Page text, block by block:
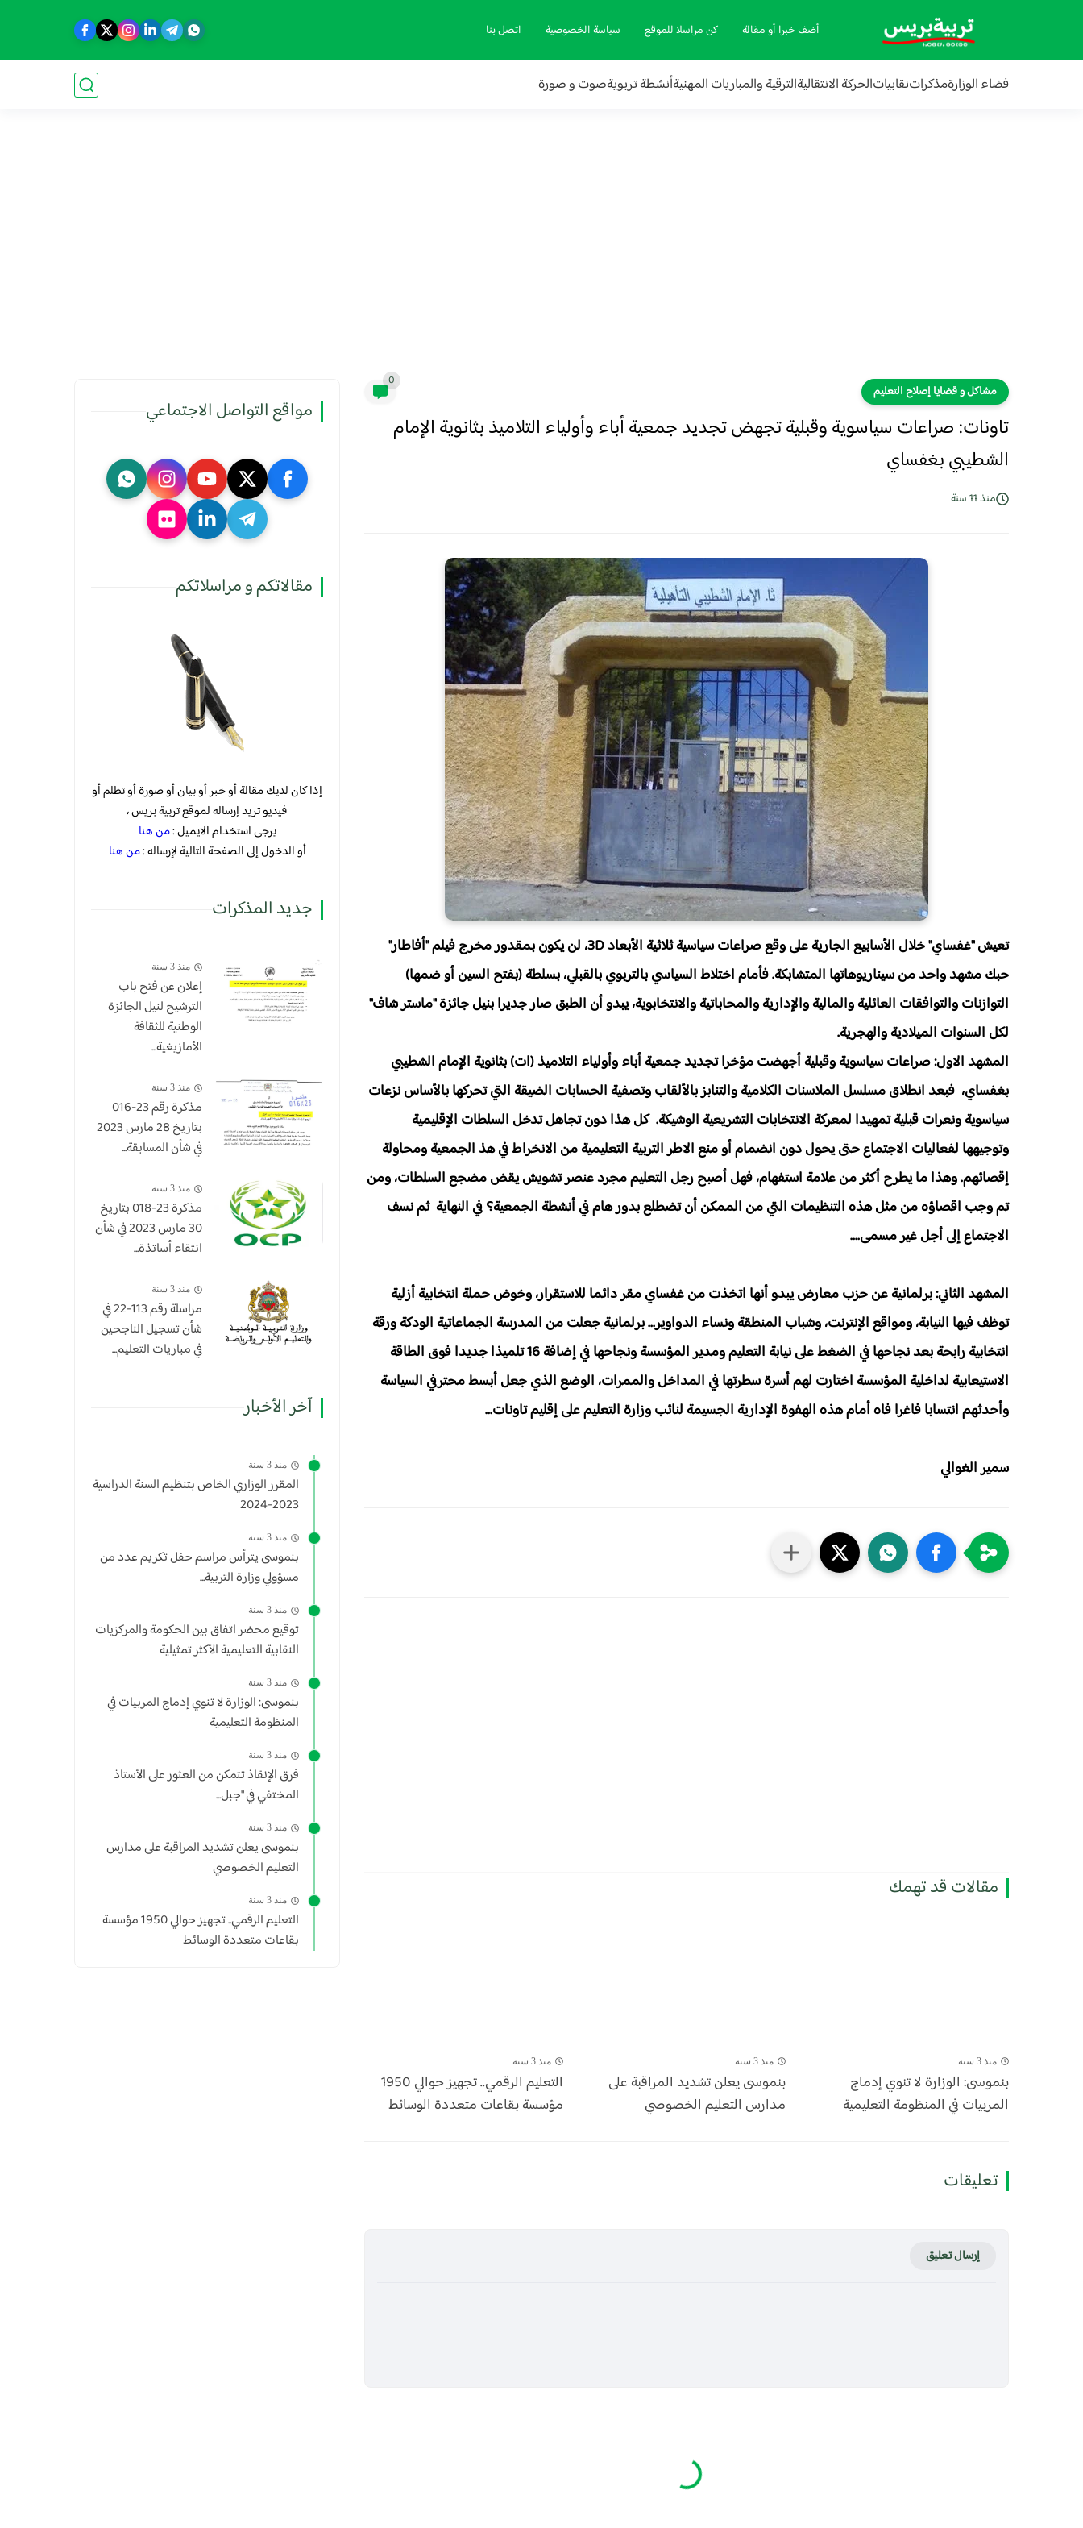
أضف خبرا أو مقالة كن مراسلا للموقع سياسة الخصوصية اتصل بنا
فضاء الوزارةمذكراتنقابياتالحركة الانتقاليةالترقية والمباريات المهنيةأنشطة تربويةصوت و صورة
مشاكل و قضايا إصلاح التعليم
0
تاونات: صراعات سياسوية وقبلية تجهض تجديد جمعية أباء وأولياء التلاميذ بثانوية الإمام
الشطيبي بغفساي
منذ 11 سنة
تعيش "غفساي" خلال الأسابيع الجارية على وقع صراعات سياسية ثلاثية الأبعاد 3D، لن يكون بمقدور مخرج فيلم "أفاطار"
حبك مشهد واحد من سيناريوهاتها المتشابكة. فأمام اختلاط السياسي بالتربوي بالقبلي، بسلطة (بفتح السين أو ضمها)
التوازنات والتوافقات العائلية والمالية والإدارية والمحاباتية والانتخابوية، يبدو أن الطبق صار جديرا بنيل جائزة "ماستر شاف"
لكل السنوات الميلادية والهجرية.
المشهد الاول: صراعات سياسوية وقبلية أجهضت مؤخرا تجديد جمعية أباء وأولياء التلاميذ (ات) بثانوية الإمام الشطيبي
بغفساي، فبعد انطلاق مسلسل الملاسنات الكلامية والتنابز بالألقاب وتصفية الحسابات الضيقة التي تحركها بالأساس نزعات
سياسوية ونعرات قبلية تمهيدا لمعركة الانتخابات التشريعية الوشيكة. كل هذا دون تجاهل تدخل السلطات الإقليمية
وتوجيهها لفعاليات الاجتماع حتى يحول دون انضمام أو منع الاطر التربية التعليمية من الانخراط في هذ الجمعية ومحاولة
إقصائهم. وهذا ما يطرح أكثر من علامة استفهام، فهل أصبح رجل التعليم مجرد عنصر تشويش يقض مضجع السلطات، ومن
تم وجب اقصاؤه من مثل هذه التنظيمات التي من الممكن أن تضطلع بدور هام في أنشطة الجمعية؟ في النهاية ثم نسف
الاجتماع إلى أجل غير مسمى....
المشهد الثاني: برلمانية عن حزب معارض يبدو أنها اتخذت من غفساي مقر دائما للاستقرار، وخوض حملة انتخابية أزلية
توظف فيها النيابة، ومواقع الإنترنت، وشباب المنطقة ونساء الدواوير... برلمانية جعلت من المدرسة الجماعاتية الودكة ورقة
انتخابية رابحة بعد نجاحها في الضغط على نيابة التعليم ومدير المؤسسة ونجاحها في إضافة 16 تلميذا جديدا فوق الطاقة
الاستيعابية لداخلية المؤسسة اختارت لهم أسرة سطرتها في المداخل والممرات، الوضع الذي جعل أبسط محترفي السياسة
وأحدثهم انتسابا فاغرا فاه أمام هذه الهفوة الإدارية الجسيمة لنائب وزارة التعليم على إقليم تاونات...
سمير الغوالي
مقالات قد تهمك
منذ 3 سنة
بنموسى: الوزارة لا تنوي إدماج
المربيات في المنظومة التعليمية
منذ 3 سنة
بنموسى يعلن تشديد المراقبة على
مدارس التعليم الخصوصي
منذ 3 سنة
التعليم الرقمي.. تجهيز حوالي 1950
مؤسسة بقاعات متعددة الوسائط
تعليقات
إرسال تعليق
مواقع التواصل الاجتماعي
مقالاتكم و مراسلاتكم
إذا كان لديك مقالة أو خبر أو بيان أو صورة أو تظلم أو
فيديو تريد إرساله لموقع تربية بريس ،
يرجى استخدام الايميل :من هنا
أو الدخول إلى الصفحة التالية لإرساله :من هنا
جديد المذكرات
منذ 3 سنة
إعلان عن فتح باب
الترشيح لنيل الجائزة
الوطنية للثقافة
الأمازيغية...
منذ 3 سنة
مذكرة رقم 23-016
بتاريخ 28 مارس 2023
في شأن المسابقة...
منذ 3 سنة
​مذكرة 23-018 بتاريخ
30 مارس 2023 في شأن
انتقاء أساتذة...
منذ 3 سنة
مراسلة رقم 113-22 في
شأن تسجيل الناجحين
في مباريات التعليم...
آخر الأخبار
منذ 3 سنة
المقرر الوزاري الخاص بتنظيم السنة الدراسية
2023-2024
منذ 3 سنة
بنموسى يترأس مراسم حفل تكريم عدد من
مسؤولي وزارة التربية...
منذ 3 سنة
توقيع محضر اتفاق بين الحكومة والمركزيات
النقابية التعليمية الأكثر تمثيلية
منذ 3 سنة
بنموسى: الوزارة لا تنوي إدماج المربيات في
المنظومة التعليمية
منذ 3 سنة
فرق الإنقاذ تتمكن من العثور على الأستاذ
المختفي في "جبل...
منذ 3 سنة
بنموسى يعلن تشديد المراقبة على مدارس
التعليم الخصوصي
منذ 3 سنة
التعليم الرقمي.. تجهيز حوالي 1950 مؤسسة
بقاعات متعددة الوسائط